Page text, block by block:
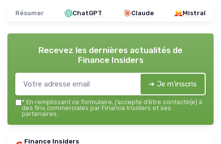
Résumer ChatGPT Claude Mistral
Recevez les dernières actualités de
Finance Insiders
➔ Je m'inscris
* En remplissant ce formulaire, j’accepte d’être contacté(e) à
des fins commerciales par Finance Insiders et ses
partenaires.
Finance Insiders